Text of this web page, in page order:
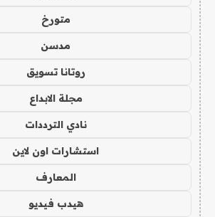
متورخ
مدسن
روتانا تسويق
مجلة الابداع
نادي الترددات
استشارات اون لاين
المعارف
هيدب فيديو